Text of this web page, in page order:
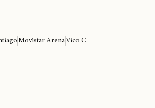
a Tu Papá Por Mi (Video Oficial)